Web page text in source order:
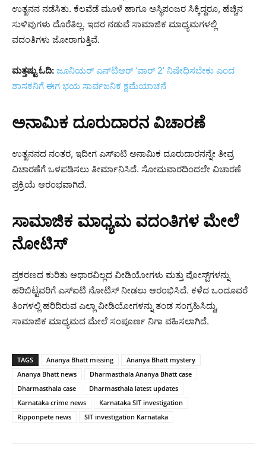
ಉತ್ಖನನ ನಡೆಸಿತು. ಕೆಲವೆಡೆ ಮೂಳೆ ಹಾಗೂ ಅಸ್ಥಿಪಂಜರ ಸಿಕ್ಕಿದ್ದರೂ, ಹೆಚ್ಚಿನ
ಸುಳಿವುಗಳು ದೊರೆತಿಲ್ಲ. ಇದರ ನಡುವೆ ಸಾಮಾಜಿಕ ಮಾಧ್ಯಮಗಳಲ್ಲಿ
ವದಂತಿಗಳು ಜೋರಾಗುತ್ತಿವೆ.
ಮತ್ತಷ್ಟು ಓದಿ: ಜೂನಿಯರ್ ಎನ್‌ಟಿಆರ್ ‘ವಾರ್ 2’ ನಿಷೇಧಿಸಬೇಕು ಎಂದ
ಶಾಸಕನಿಗೆ ಈಗ ಭಯ ಸಾರ್ವಜನಿಕ ಕ್ಷಮೆಯಾಚನೆ
ಅನಾಮಿಕ ದೂರುದಾರನ ವಿಚಾರಣೆ
ಉತ್ಖನನದ ನಂತರ, ಇದೀಗ ಎಸ್‌ಐಟಿ ಅನಾಮಿಕ ದೂರುದಾರನನ್ನೇ ತೀವ್ರ
ವಿಚಾರಣೆಗೆ ಒಳಪಡಿಸಲು ತೀರ್ಮಾನಿಸಿದೆ. ಸೋಮವಾರದಿಂದಲೇ ವಿಚಾರಣೆ
ಪ್ರಕ್ರಿಯೆ ಆರಂಭವಾಗಿದೆ.
ಸಾಮಾಜಿಕ ಮಾಧ್ಯಮ ವದಂತಿಗಳ ಮೇಲೆ
ನೋಟಿಸ್
ಪ್ರಕರಣದ ಕುರಿತು ಆಧಾರವಿಲ್ಲದ ವೀಡಿಯೋಗಳು ಮತ್ತು ಪೋಸ್ಟ್‌ಗಳನ್ನು
ಹರಿಬಿಟ್ಟವರಿಗೆ ಎಸ್‌ಐಟಿ ನೋಟಿಸ್ ನೀಡಲು ಆರಂಭಿಸಿದೆ. ಕಳೆದ ಒಂದೂವರೆ
ತಿಂಗಳಲ್ಲಿ ಹರಿದಿರುವ ಎಲ್ಲಾ ವೀಡಿಯೋಗಳನ್ನು ತಂಡ ಸಂಗ್ರಹಿಸಿದ್ದು,
ಸಾಮಾಜಿಕ ಮಾಧ್ಯಮದ ಮೇಲೆ ಸಂಪೂರ್ಣ ನಿಗಾ ವಹಿಸಲಾಗಿದೆ.
TAGS Ananya Bhatt missing
Ananya Bhatt mystery
Ananya Bhatt news
Dharmasthala Ananya Bhatt case
Dharmasthala case
Dharmasthala latest updates
Karnataka crime news
Karnataka SIT investigation
Ripponpete news
SIT investigation Karnataka